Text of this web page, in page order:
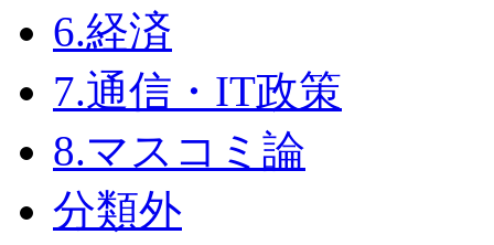
6.経済
7.通信・IT政策
8.マスコミ論
分類外